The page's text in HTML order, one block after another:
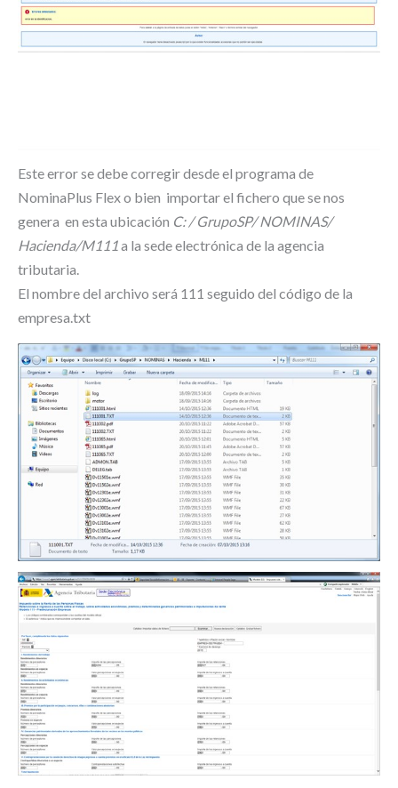
Este error se debe corregir desde el programa de
NominaPlus Flex o bien importar el fichero que se nos
genera en esta ubicación C: / GrupoSP/ NOMINAS/
Hacienda/M111a la sede electrónica de la agencia
tributaria.
El nombre del archivo será 111 seguido del código de la
empresa.txt